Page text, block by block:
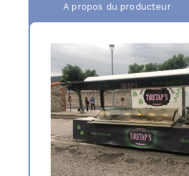
A propos du producteur